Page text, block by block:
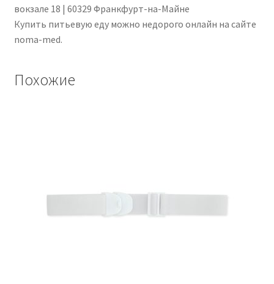
вокзале 18 | 60329 Франкфурт-на-Майне
Купить питьевую еду можно недорого онлайн на сайте
noma-med.
Похожие